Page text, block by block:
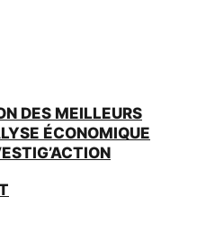
DES MEILLEURS
ÉCONOMIQUE